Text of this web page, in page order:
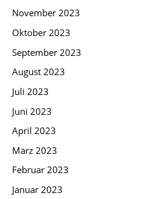
November 2023
Oktober 2023
September 2023
August 2023
Juli 2023
Juni 2023
April 2023
März 2023
Februar 2023
Januar 2023